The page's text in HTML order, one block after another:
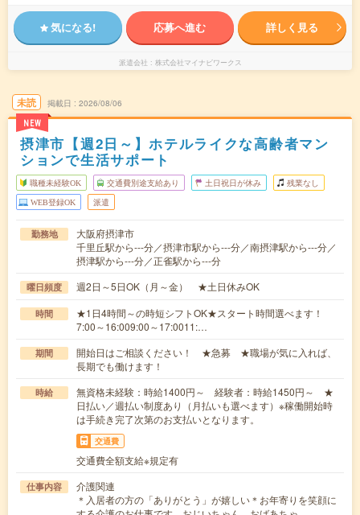
気になる! 応募へ進む 詳しく見る
派遣会社 株式会社マイナビワークス
未読
NEW
掲載日 2026/08/06
摂津市【週2日～】ホテルライクな高齢者マン
ションで生活サポート
職種未経験OK 交通費別途支給あり 土日祝日が休み 残業なし
WEB登録OK 派遣
勤務地
大阪府摂津市
千里丘駅から---分／摂津市駅から---分／南摂津駅から---分／
摂津駅から---分／正雀駅から---分
曜日頻度 週2日～5日OK（月～金） ★土日休みOK
時間
★1日4時間～の時短シフトOK★スタート時間選べます！
7:00～16:009:00～17:0011:…
期間
開始日はご相談ください！ ★急募 ★職場が気に入れば、
長期でも働けます！
時給
無資格未経験：時給1400円～ 経験者：時給1450円～ ★
日払い／週払い制度あり（月払いも選べます）※稼働開始時
は手続き完了次第のお支払いとなります。
交通費
交通費全額支給※規定有
仕事内容
介護関連
＊入居者の方の「ありがとう」が嬉しい＊お年寄りを笑顔に